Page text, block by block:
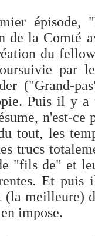
épisode,
de la Comté
du
par
("Grand-
Puis il y a
n'est-ce
tout, les
trucs
"fils de" et
Et
(la meilleure)
impose.